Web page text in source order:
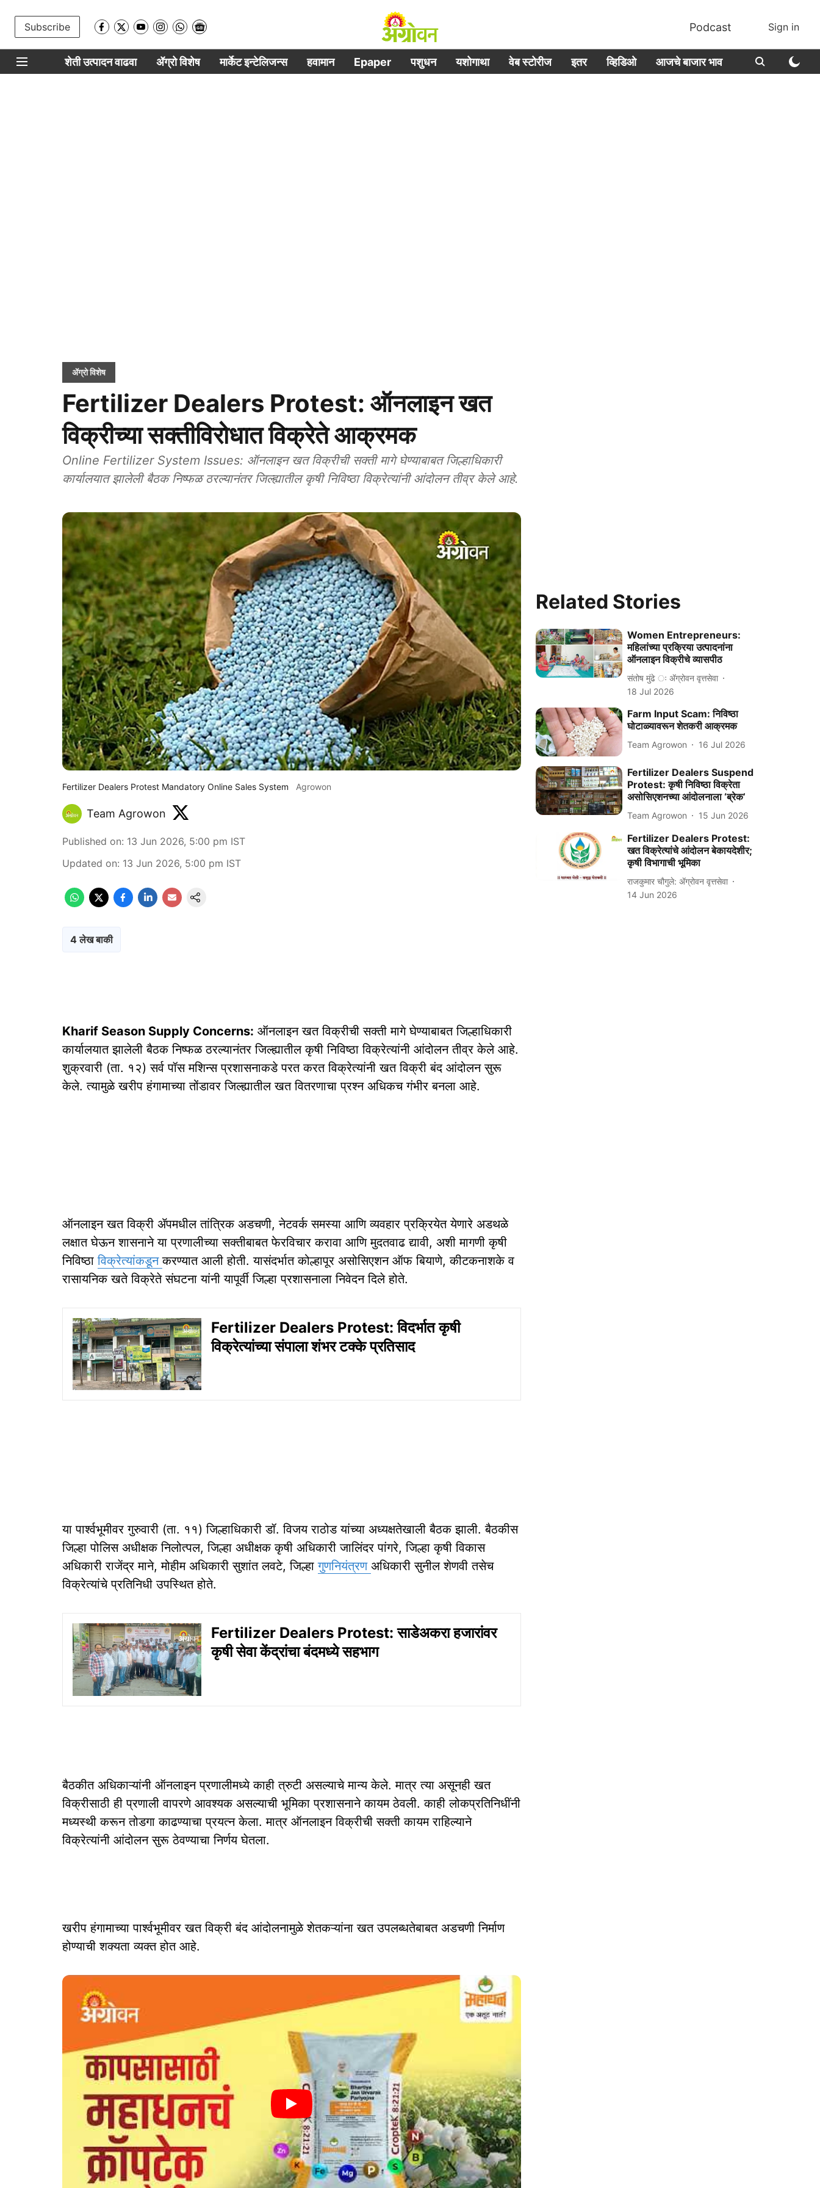
Subscribe Podcast Sign in
शेती उत्पादन वाढवा ॲग्रो विशेष मार्केट इन्टेलिजन्स हवामान Epaper पशुधन यशोगाथा वेब स्टोरीज इतर व्हिडिओ आजचे बाजार भाव
ॲग्रो विशेष
Fertilizer Dealers Protest: ऑनलाइन खत
विक्रीच्या सक्तीविरोधात विक्रेते आक्रमक
Online Fertilizer System Issues: ऑनलाइन खत विक्रीची सक्ती मागे घेण्याबाबत जिल्हाधिकारी
कार्यालयात झालेली बैठक निष्फळ ठरल्यानंतर जिल्ह्यातील कृषी निविष्ठा विक्रेत्यांनी आंदोलन तीव्र केले आहे.
Fertilizer Dealers Protest Mandatory Online Sales System Agrowon
Team Agrowon
Published on: 13 Jun 2026, 5:00 pm IST
Updated on: 13 Jun 2026, 5:00 pm IST
4 लेख बाकी
Kharif Season Supply Concerns: ऑनलाइन खत विक्रीची सक्ती मागे घेण्याबाबत जिल्हाधिकारी
कार्यालयात झालेली बैठक निष्फळ ठरल्यानंतर जिल्ह्यातील कृषी निविष्ठा विक्रेत्यांनी आंदोलन तीव्र केले आहे.
शुक्रवारी (ता. १२) सर्व पॉस मशिन्स प्रशासनाकडे परत करत विक्रेत्यांनी खत विक्री बंद आंदोलन सुरू
केले. त्यामुळे खरीप हंगामाच्या तोंडावर जिल्ह्यातील खत वितरणाचा प्रश्न अधिकच गंभीर बनला आहे.
ऑनलाइन खत विक्री ॲपमधील तांत्रिक अडचणी, नेटवर्क समस्या आणि व्यवहार प्रक्रियेत येणारे अडथळे
लक्षात घेऊन शासनाने या प्रणालीच्या सक्तीबाबत फेरविचार करावा आणि मुदतवाढ द्यावी, अशी मागणी कृषी
निविष्ठाविक्रेत्यांकडूनकरण्यात आली होती. यासंदर्भात कोल्हापूर असोसिएशन ऑफ बियाणे, कीटकनाशके व
रासायनिक खते विक्रेते संघटना यांनी यापूर्वी जिल्हा प्रशासनाला निवेदन दिले होते.
Fertilizer Dealers Protest: विदर्भात कृषी
विक्रेत्यांच्या संपाला शंभर टक्के प्रतिसाद
या पार्श्वभूमीवर गुरुवारी (ता. ११) जिल्हाधिकारी डॉ. विजय राठोड यांच्या अध्यक्षतेखाली बैठक झाली. बैठकीस
जिल्हा पोलिस अधीक्षक निलोत्पल, जिल्हा अधीक्षक कृषी अधिकारी जालिंदर पांगरे, जिल्हा कृषी विकास
अधिकारी राजेंद्र माने, मोहीम अधिकारी सुशांत लवटे, जिल्हागुणनियंत्रण अधिकारी सुनील शेणवी तसेच
विक्रेत्यांचे प्रतिनिधी उपस्थित होते.
Fertilizer Dealers Protest: साडेअकरा हजारांवर
कृषी सेवा केंद्रांचा बंदमध्ये सहभाग
बैठकीत अधिकाऱ्यांनी ऑनलाइन प्रणालीमध्ये काही त्रुटी असल्याचे मान्य केले. मात्र त्या असूनही खत
विक्रीसाठी ही प्रणाली वापरणे आवश्यक असल्याची भूमिका प्रशासनाने कायम ठेवली. काही लोकप्रतिनिधींनी
मध्यस्थी करून तोडगा काढण्याचा प्रयत्न केला. मात्र ऑनलाइन विक्रीची सक्ती कायम राहिल्याने
विक्रेत्यांनी आंदोलन सुरू ठेवण्याचा निर्णय घेतला.
खरीप हंगामाच्या पार्श्वभूमीवर खत विक्री बंद आंदोलनामुळे शेतकऱ्यांना खत उपलब्धतेबाबत अडचणी निर्माण
होण्याची शक्यता व्यक्त होत आहे.
Related Stories
Women Entrepreneurs:
महिलांच्या प्रक्रिया उत्पादनांना
ऑनलाइन विक्रीचे व्यासपीठ
संतोष मुंढे ः ॲग्रोवन वृत्तसेवा
18 Jul 2026
Farm Input Scam: निविष्ठा
घोटाळ्यावरून शेतकरी आक्रमक
Team Agrowon 16 Jul 2026
Fertilizer Dealers Suspend
Protest: कृषी निविष्ठा विक्रेता
असोसिएशनच्या आंदोलनाला ‘ब्रेक’
Team Agrowon 15 Jun 2026
Fertilizer Dealers Protest:
खत विक्रेत्यांचे आंदोलन बेकायदेशीर;
कृषी विभागाची भूमिका
राजकुमार चौगुले: ॲग्रोवन वृत्तसेवा
14 Jun 2026